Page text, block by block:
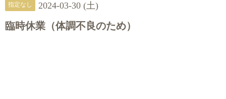
指定なし 2024-03-30 (土)
臨時休業（体調不良のため）